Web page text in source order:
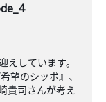
えしています。
望のシッポ』、
貴司さんが考え